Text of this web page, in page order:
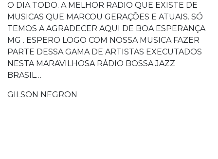
O DIA TODO. A MELHOR RADIO QUE EXISTE DE
MUSICAS QUE MARCOU GERAÇÕES E ATUAIS. SÓ
TEMOS A AGRADECER AQUI DE BOA ESPERANÇA
MG . ESPERO LOGO COM NOSSA MUSICA FAZER
PARTE DESSA GAMA DE ARTISTAS EXECUTADOS
NESTA MARAVILHOSA RÁDIO BOSSA JAZZ
BRASIL…
GILSON NEGRON